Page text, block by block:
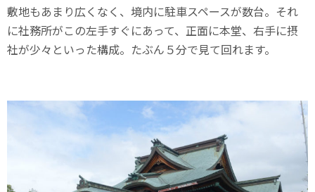
敷地もあまり広くなく、境内に駐車スペースが数台。それ
に社務所がこの左手すぐにあって、正面に本堂、右手に摂
社が少々といった構成。たぶん５分で見て回れます。